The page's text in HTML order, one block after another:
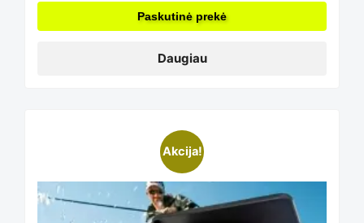
Paskutinė prekė
Daugiau
Akcija!
product